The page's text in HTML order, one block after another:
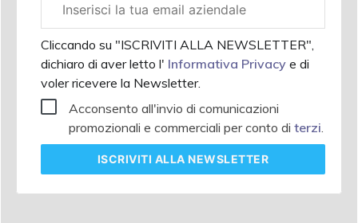
aziendale
Cliccando su "ISCRIVITI ALLA NEWSLETTER",
dichiaro di aver letto l' Informativa Privacy e di
voler ricevere la Newsletter.
Acconsento all'invio di comunicazioni
promozionali e commerciali per conto di terzi
ISCRIVITI ALLA NEWSLETTER